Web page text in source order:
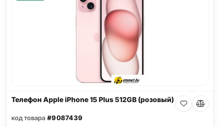
Телефон Apple iPhone 15 Plus 512GB (розовый)
код товара #9087439